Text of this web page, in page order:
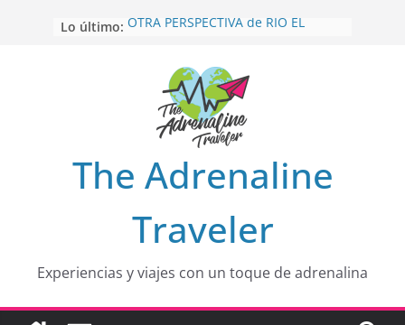
Lo último: OTRA PERSPECTIVA de RÍO EL
desde yo soy
Aprovechando que Wen tenía que
EL SENDERO DEL CACAO: Excelente
opción
HOSPEDAJE AL NATURALSHH !!
En
The Adrenaline
Traveler
Experiencias y viajes con un toque de adrenalina